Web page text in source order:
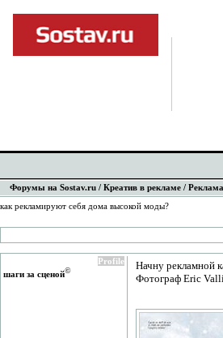
Форумы на Sostav.ru / Креатив в рекламе /
как рекламируют себя дома высокой моды?
Profile
шаги за сценой©
Начну рекламной
Фотограф Eric